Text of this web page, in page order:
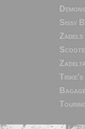
Sissy
Zadels
Trike's